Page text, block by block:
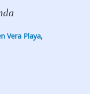
Vera Playa,